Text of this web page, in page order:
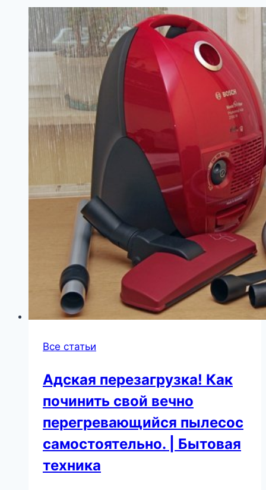
Все статьи
Адская перезагрузка! Как
починить свой вечно
перегревающийся пылесос
самостоятельно. | Бытовая
техника